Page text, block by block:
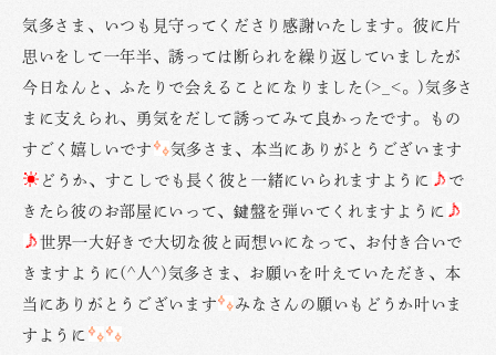
気多さま、いつも見守ってくださり感謝いたします。彼に片
思いをして一年半、誘っては断られを繰り返していましたが
今日なんと、ふたりで会えることになりました(>_<。)気多さ
まに支えられ、勇気をだして誘ってみて良かったです。もの
すごく嬉しいです
気多さま、本当にありがとうございます
どうか、すこしでも長く彼と一緒にいられますように
で
きたら彼のお部屋にいって、鍵盤を弾いてくれますように
世界一大好きで大切な彼と両想いになって、お付き合いで
きますように(^人^)気多さま、お願いを叶えていただき、本
当にありがとうございます
みなさんの願いもどうか叶いま
すように